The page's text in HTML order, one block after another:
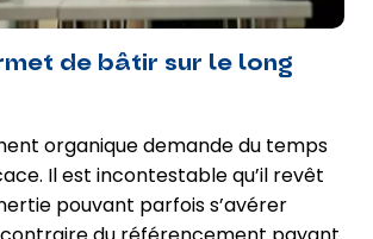
de bâtir sur le long
organique demande du temps
Il est incontestable qu’il revêt
pouvant parfois s’avérer